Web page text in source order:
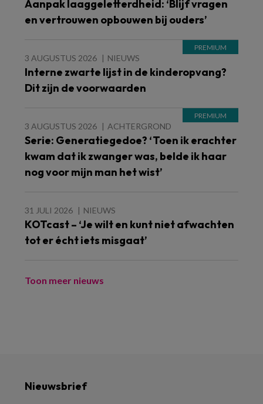
Aanpak laaggeletterdheid: ‘Blijf vragen
en vertrouwen opbouwen bij ouders’
3 AUGUSTUS 2026 NIEUWS
Interne zwarte lijst in de kinderopvang?
Dit zijn de voorwaarden
3 AUGUSTUS 2026 ACHTERGROND
Serie: Generatiegedoe? ‘Toen ik erachter
kwam dat ik zwanger was, belde ik haar
nog voor mijn man het wist’
31 JULI 2026 NIEUWS
KOTcast – ‘Je wilt en kunt niet afwachten
tot er écht iets misgaat’
Toon meer nieuws
Nieuwsbrief